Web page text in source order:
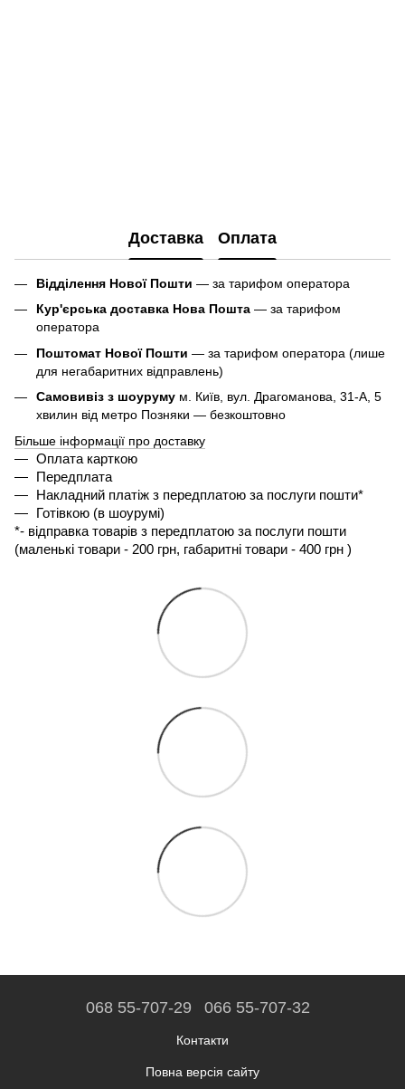
Доставка Оплата
Відділення Нової Пошти — за тарифом оператора
Кур'єрська доставка Нова Пошта — за тарифом
оператора
Поштомат Нової Пошти — за тарифом оператора (лише
для негабаритних відправлень)
Самовивіз з шоуруму м. Київ, вул. Драгоманова, 31-А, 5
хвилин від метро Позняки — безкоштовно
Більше інформації про доставку
Оплата карткою
Передплата
Накладний платіж з передплатою за послуги пошти*
Готівкою (в шоурумі)
*- відправка товарів з передплатою за послуги пошти
(маленькі товари - 200 грн, габаритні товари - 400 грн )
068 55-707-29 066 55-707-32
Контакти
Повна версія сайту